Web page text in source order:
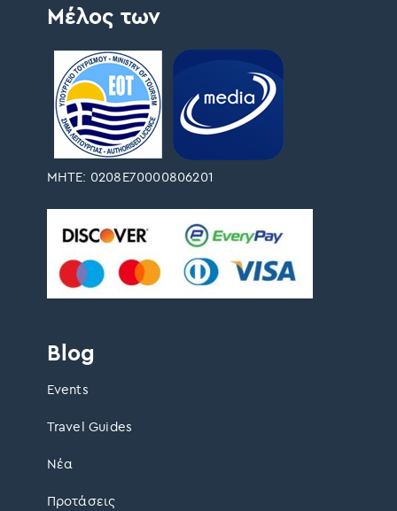
Μέλος των
ΜΗΤΕ: 0208Ε70000806201
Blog
Events
Travel Guides
Νέα
Προτάσεις